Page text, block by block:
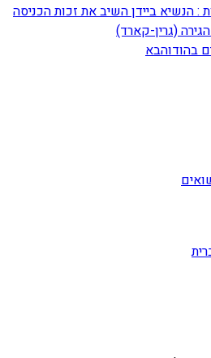
: הנשיא ביידן השיב את זכות הכניסה
(גרין-קארד)
בהודוהבא